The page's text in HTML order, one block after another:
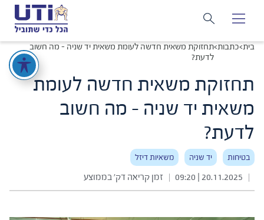
בית>כתבות>תחזוקת משאית חדשה לעומת משאית יד שניה – מה חשוב
לדעת?
תחזוקת משאית חדשה לעומת
משאית יד שניה - מה חשוב
לדעת?
בטיחות יד שניה משאיות דיזל
20.11.2025 | 09:20 זמן קריאה דק׳ בממוצע